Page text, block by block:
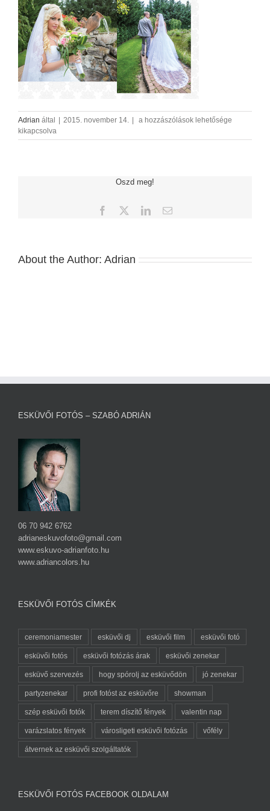
Adrian által | 2015. november 14. |
24
a hozzászólások lehetősége
kikapcsolva
Oszd meg!
Facebook LinkedInEmail:
About the Author: Adrian
ESKÜVŐI FOTÓS – SZABÓ ADRIÁN
06 70 942 6762
adrianeskuvofoto@gmail.com
www.eskuvo-adrianfoto.hu
www.adriancolors.hu
ESKÜVŐI FOTÓS CÍMKÉK
ceremoniamester esküvői dj esküvői film esküvői fotó
esküvői fotós esküvői fotózás árak esküvői zenekar
esküvő szervezés hogy spórolj az esküvődön jó zenekar
partyzenekar profi fotóst az esküvőre showman
szép esküvői fotók terem díszítő fények valentin nap
varázslatos fények városligeti esküvői fotózás vőfély
átvernek az esküvői szolgáltatók
ESKÜVŐI FOTÓS FACEBOOK OLDALAM